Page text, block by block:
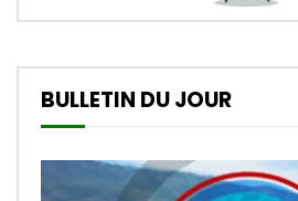
BULLETIN DU JOUR